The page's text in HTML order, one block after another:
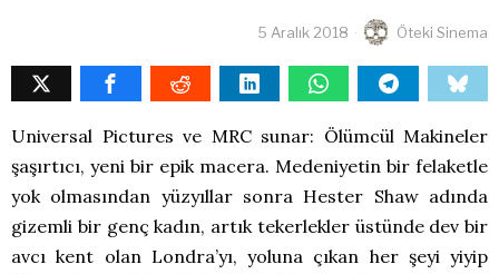
5 Aralık 2018 Öteki Sinema
Universal Pictures ve MRC sunar: Ölümcül Makineler
şaşırtıcı, yeni bir epik macera. Medeniyetin bir felaketle
yok olmasından yüzyıllar sonra Hester Shaw adında
gizemli bir genç kadın, artık tekerlekler üstünde dev bir
avcı kent olan Londra’yı, yoluna çıkan her şeyi yiyip